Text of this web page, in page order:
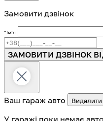
Замовити дзвінок
*Імʼя
ЗАМОВИТИ ДЗВІНОК
Ваш гараж авто Видалити
У гаражі поки немає